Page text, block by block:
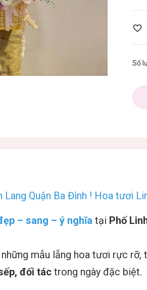
Số
Quận Ba Đình ! Hoa tươi
– sang – ý nghĩa tại Phố
mẫu lẵng hoa tươi rực rỡ,
đối tác trong ngày đặc biệt.